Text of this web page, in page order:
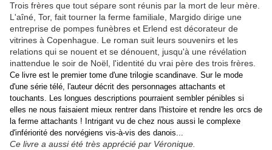
Trois frères que tout sépare sont réunis par la mort de leur mère.
L'aîné, Tor, fait tourner la ferme familiale, Margido dirige une
entreprise de pompes funèbres et Erlend est décorateur de
vitrines à Copenhague. Le roman suit leurs souvenirs et les
relations qui se nouent et se dénouent, jusqu'à une révélation
inattendue le soir de Noël, l'identité du vrai père des trois frères.
Ce livre est le premier tome d'une trilogie scandinave. Sur le mode
d'une série télé, l'auteur décrit des personnages attachants et
touchants. Les longues descriptions pourraient sembler pénibles si
elles ne nous faisaient mieux rentrer dans l'histoire et rendre les orcs de
la ferme attachants ! Intrigant vu de chez nous aussi le complexe
d'infériorité des norvégiens vis-à-vis des danois...
Ce livre a aussi été très apprécié par Véronique.